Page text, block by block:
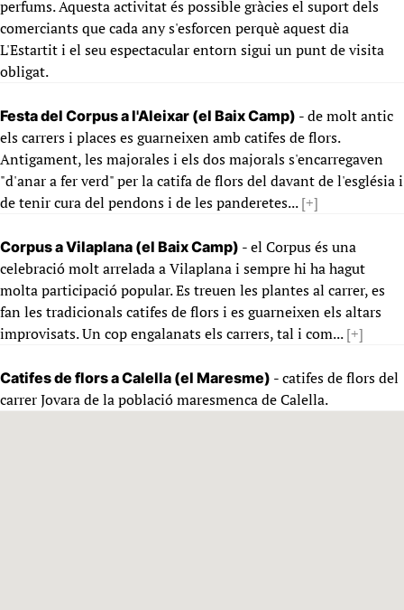
perfums. Aquesta activitat és possible gràcies el suport dels
comerciants que cada any s'esforcen perquè aquest dia
L'Estartit i el seu espectacular entorn sigui un punt de visita
obligat.
Festa del Corpus a l'Aleixar (el Baix Camp) - de molt antic
els carrers i places es guarneixen amb catifes de flors.
Antigament, les majorales i els dos majorals s'encarregaven
"d'anar a fer verd" per la catifa de flors del davant de l'església i
de tenir cura del pendons i de les panderetes...[+]
Corpus a Vilaplana (el Baix Camp) - el Corpus és una
celebració molt arrelada a Vilaplana i sempre hi ha hagut
molta participació popular. Es treuen les plantes al carrer, es
fan les tradicionals catifes de flors i es guarneixen els altars
improvisats. Un cop engalanats els carrers, tal i com...[+]
Catifes de flors a Calella (el Maresme) - catifes de flors del
carrer Jovara de la població maresmenca de Calella.